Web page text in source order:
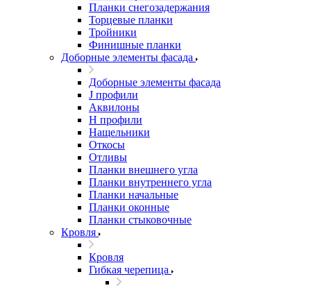
Планки снегозадержания
Торцевые планки
Тройники
Финишные планки
Доборные элементы фасада
Доборные элементы фасада
J профили
Аквилоны
Н профили
Нащельники
Откосы
Отливы
Планки внешнего угла
Планки внутреннего угла
Планки начальные
Планки оконные
Планки стыковочные
Кровля
Кровля
Гибкая черепица